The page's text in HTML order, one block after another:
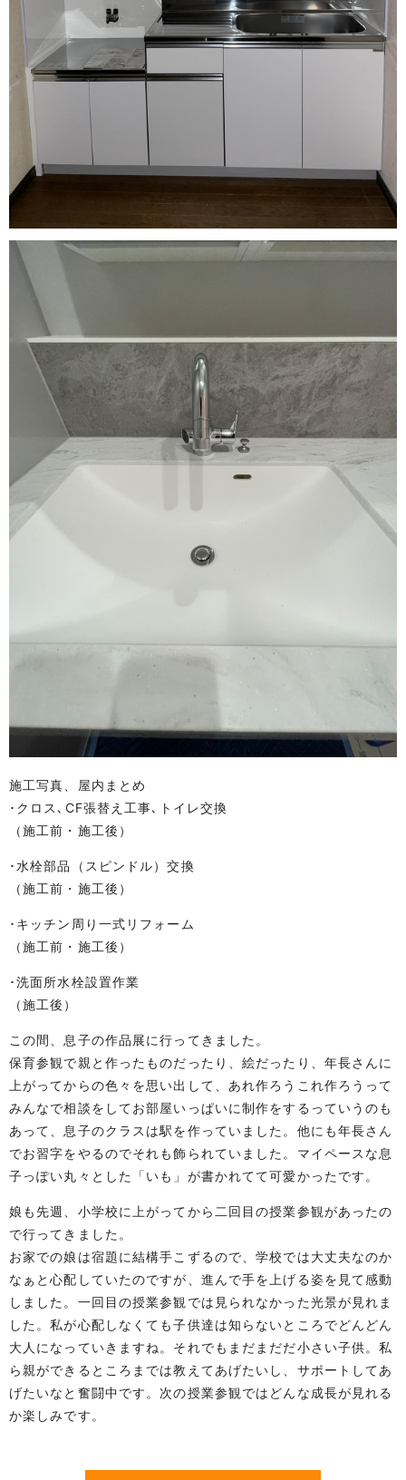
施工写真、屋内まとめ
･クロス､CF張替え工事､トイレ交換
（施工前・施工後）
･水栓部品（スピンドル）交換
（施工前・施工後）
･キッチン周り一式リフォーム
（施工前・施工後）
･洗面所水栓設置作業
（施工後）
この間、息子の作品展に行ってきました。
保育参観で親と作ったものだったり、絵だったり、年長さんに
上がってからの色々を思い出して、あれ作ろうこれ作ろうって
みんなで相談をしてお部屋いっぱいに制作をするっていうのも
あって、息子のクラスは駅を作っていました。他にも年長さん
でお習字をやるのでそれも飾られていました。マイペースな息
子っぽい丸々とした「いも」が書かれてて可愛かったです。
娘も先週、小学校に上がってから二回目の授業参観があったの
で行ってきました。
お家での娘は宿題に結構手こずるので、学校では大丈夫なのか
なぁと心配していたのですが、進んで手を上げる姿を見て感動
しました。一回目の授業参観では見られなかった光景が見れま
した。私が心配しなくても子供達は知らないところでどんどん
大人になっていきますね。それでもまだまだだ小さい子供。私
ら親ができるところまでは教えてあげたいし、サポートしてあ
げたいなと奮闘中です。次の授業参観ではどんな成長が見れる
か楽しみです。